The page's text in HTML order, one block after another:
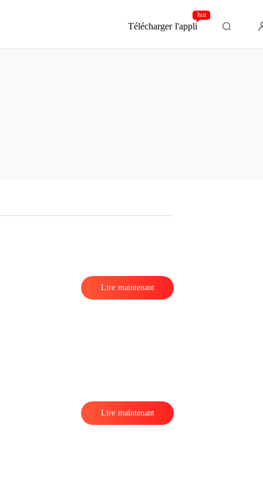
Télécharger l'appli
hot
Lire maintenant
Lire maintenant